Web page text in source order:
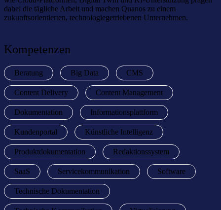
dabei die tägliche Arbeit und machen Quanos zu einem
zukunftsorientierten, technologiegetriebenen Unternehmen.
Kompetenzen
Beratung Big Data CMS
Content Delivery Content Management
Dokumentation Informationsplattform
Kundenportal Künstliche Intelligenz
Produktdokumentation Redaktionssystem
SaaS Servicekommunikation Software
Technische Dokumentation